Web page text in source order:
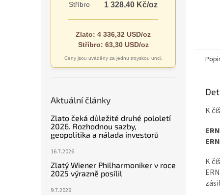
Stříbro 1 328,40 Kč/oz
Zlato: 4 336,32 USD/oz
Stříbro: 63,30 USD/oz
Ceny jsou uváděny za jednu troyskou unci.
Aktuální články
Zlato čeká důležité druhé pololetí
2026. Rozhodnou sazby,
geopolitika a nálada investorů
16.7.2026
Zlatý Wiener Philharmoniker v roce
2025 výrazně posílil
9.7.2026
K
K